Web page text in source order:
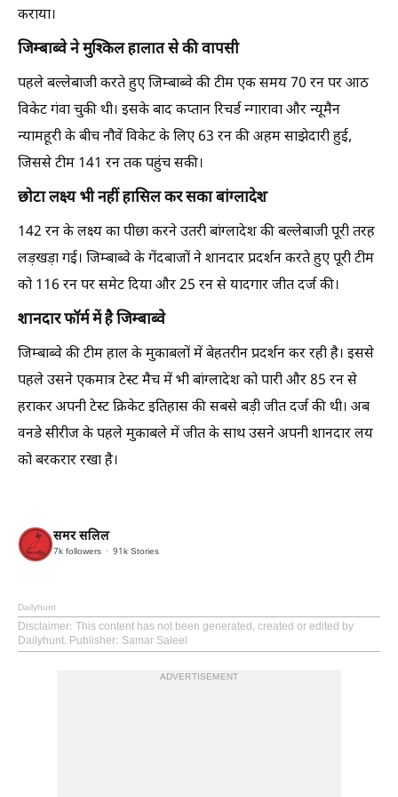
कराया।
जिम्बाब्वे ने मुश्किल हालात से की वापसी
पहले बल्लेबाजी करते हुए जिम्बाब्वे की टीम एक समय 70 रन पर आठ
विकेट गंवा चुकी थी। इसके बाद कप्तान रिचर्ड न्गारावा और न्यूमैन
न्यामहूरी के बीच नौवें विकेट के लिए 63 रन की अहम साझेदारी हुई,
जिससे टीम 141 रन तक पहुंच सकी।
छोटा लक्ष्य भी नहीं हासिल कर सका बांग्लादेश
142 रन के लक्ष्य का पीछा करने उतरी बांग्लादेश की बल्लेबाजी पूरी तरह
लड़खड़ा गई। जिम्बाब्वे के गेंदबाजों ने शानदार प्रदर्शन करते हुए पूरी टीम
को 116 रन पर समेट दिया और 25 रन से यादगार जीत दर्ज की।
शानदार फॉर्म में है जिम्बाब्वे
जिम्बाब्वे की टीम हाल के मुकाबलों में बेहतरीन प्रदर्शन कर रही है। इससे
पहले उसने एकमात्र टेस्ट मैच में भी बांग्लादेश को पारी और 85 रन से
हराकर अपनी टेस्ट क्रिकेट इतिहास की सबसे बड़ी जीत दर्ज की थी। अब
वनडे सीरीज के पहले मुकाबले में जीत के साथ उसने अपनी शानदार लय
को बरकरार रखा है।
समर सलिल
7k followers 91k Stories
Dailyhunt
Disclaimer: This content has not been generated, created or edited by
Dailyhunt. Publisher: Samar Saleel
ADVERTISEMENT